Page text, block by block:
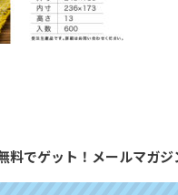
でゲット！メールマガジ